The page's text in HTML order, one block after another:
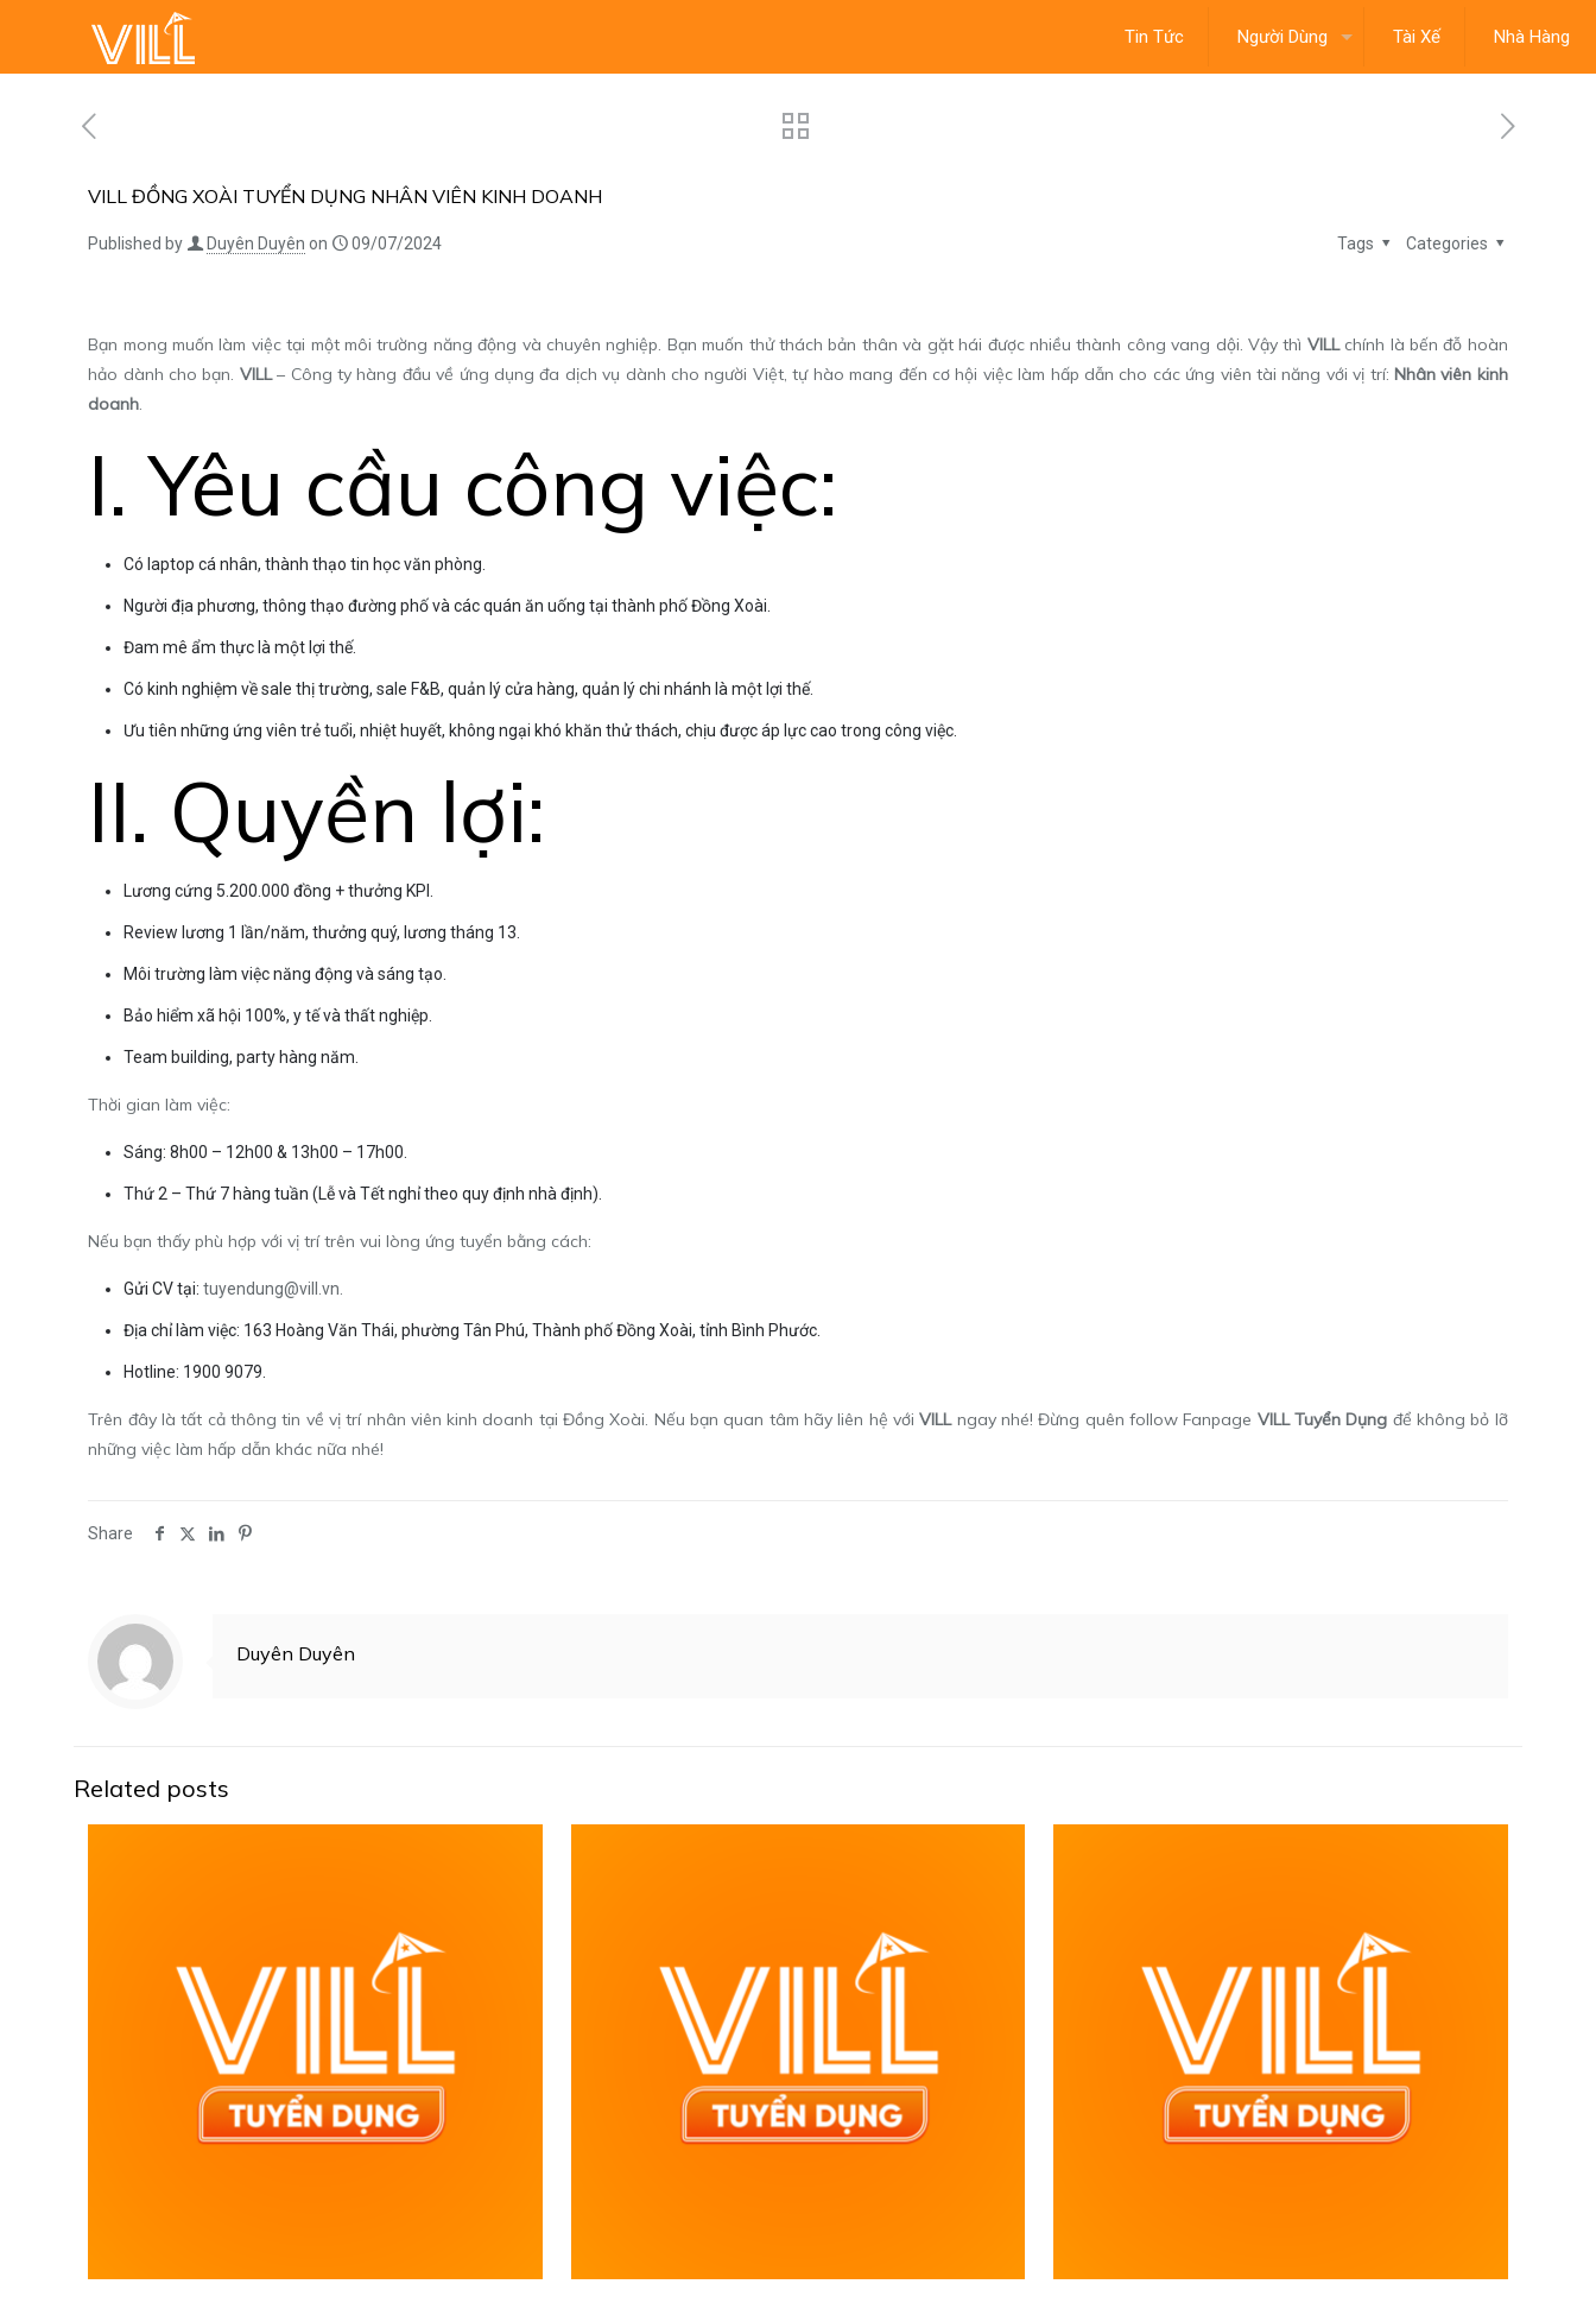
Tin Tức Người Dùng Tài Xế Nhà Hàng
VILL ĐỒNG XOÀI TUYỂN DỤNG NHÂN VIÊN KINH DOANH
Published by Duyên Duyên on 09/07/2024 Categories
Tags
Bạn mong muốn làm việc tại một môi trường năng động và chuyên nghiệp. Bạn muốn thử thách bản thân và gặt hái được nhiều thành công vang dội. Vậy thì VILL chính là bến đỗ hoàn
hảo dành cho bạn. VILL– Công ty hàng đầu về ứng dụng đa dịch vụ dành cho người Việt, tự hào mang đến cơ hội việc làm hấp dẫn cho các ứng viên tài năng với vị trí: Nhân viên kinh
doanh.
I. Yêu cầu công việc:
Có laptop cá nhân, thành thạo tin học văn phòng.
Người địa phương, thông thạo đường phố và các quán ăn uống tại thành phố Đồng Xoài.
Đam mê ẩm thực là một lợi thế.
Có kinh nghiệm về sale thị trường, sale F&B, quản lý cửa hàng, quản lý chi nhánh là một lợi thế.
Ưu tiên những ứng viên trẻ tuổi, nhiệt huyết, không ngại khó khăn thử thách, chịu được áp lực cao trong công việc.
II. Quyền lợi:
Lương cứng 5.200.000 đồng + thưởng KPI.
Review lương 1 lần/năm, thưởng quý, lương tháng 13.
Môi trường làm việc năng động và sáng tạo.
Bảo hiểm xã hội 100%, y tế và thất nghiệp.
Team building, party hàng năm.
Thời gian làm việc:
Sáng: 8h00 – 12h00 & 13h00 – 17h00.
Thứ 2 – Thứ 7 hàng tuần (Lễ và Tết nghỉ theo quy định nhà định).
Nếu bạn thấy phù hợp với vị trí trên vui lòng ứng tuyển bằng cách:
Gửi CV tại:tuyendung@vill.vn.
Địa chỉ làm việc: 163 Hoàng Văn Thái, phường Tân Phú, Thành phố Đồng Xoài, tỉnh Bình Phước.
Hotline: 1900 9079.
Trên đây là tất cả thông tin về vị trí nhân viên kinh doanh tại Đồng Xoài. Nếu bạn quan tâm hãy liên hệ vớiVILLngay nhé! Đừng quên follow Fanpage VILL Tuyển Dụng để không bỏ lỡ
những việc làm hấp dẫn khác nữa nhé!
Share
Duyên Duyên
Related posts